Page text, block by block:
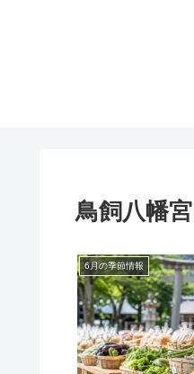
鳥飼八幡宮
6月の季節情報